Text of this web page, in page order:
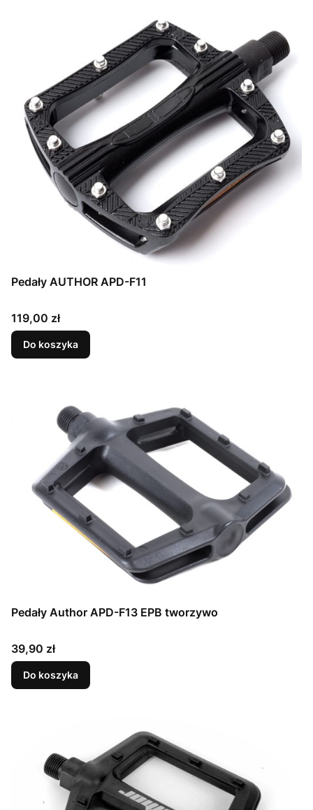
Pedały AUTHOR APD-F11
Cena
119,00 zł
Do koszyka
Pedały Author APD-F13 EPB tworzywo
Cena
39,90 zł
Do koszyka